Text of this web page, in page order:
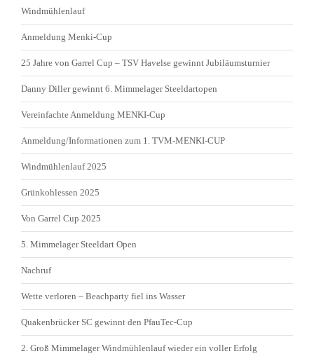
Windmühlenlauf
Anmeldung Menki-Cup
25 Jahre von Garrel Cup – TSV Havelse gewinnt Jubiläumsturnier
Danny Diller gewinnt 6. Mimmelager Steeldartopen
Vereinfachte Anmeldung MENKI-Cup
Anmeldung/Informationen zum 1. TVM-MENKI-CUP
Windmühlenlauf 2025
Grünkohlessen 2025
Von Garrel Cup 2025
5. Mimmelager Steeldart Open
Nachruf
Wette verloren – Beachparty fiel ins Wasser
Quakenbrücker SC gewinnt den PfauTec-Cup
2. Groß Mimmelager Windmühlenlauf wieder ein voller Erfolg